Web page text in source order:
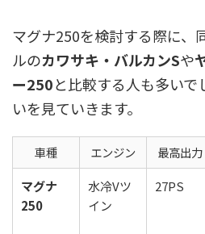
マグナ250を検討する際に、
ルのカワサキ・バルカンSや
ー250と比較する人も多い
いを見ていきます。
車種 エンジン 最高出力
マグナ
250
水冷Vツ
イン
27PS